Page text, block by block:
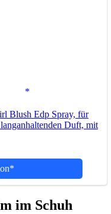
Blush Edp Spray, für
Duft, mit
im Schuh